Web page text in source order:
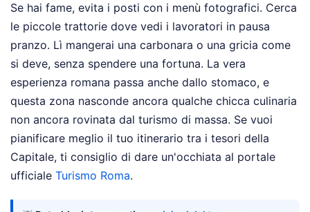
Se hai fame, evita i posti con i menù fotografici. Cerca
le piccole trattorie dove vedi i lavoratori in pausa
pranzo. Lì mangerai una carbonara o una gricia come
si deve, senza spendere una fortuna. La vera
esperienza romana passa anche dallo stomaco, e
questa zona nasconde ancora qualche chicca culinaria
non ancora rovinata dal turismo di massa. Se vuoi
pianificare meglio il tuo itinerario tra i tesori della
Capitale, ti consiglio di dare un'occhiata al portale
ufficiale Turismo Roma.